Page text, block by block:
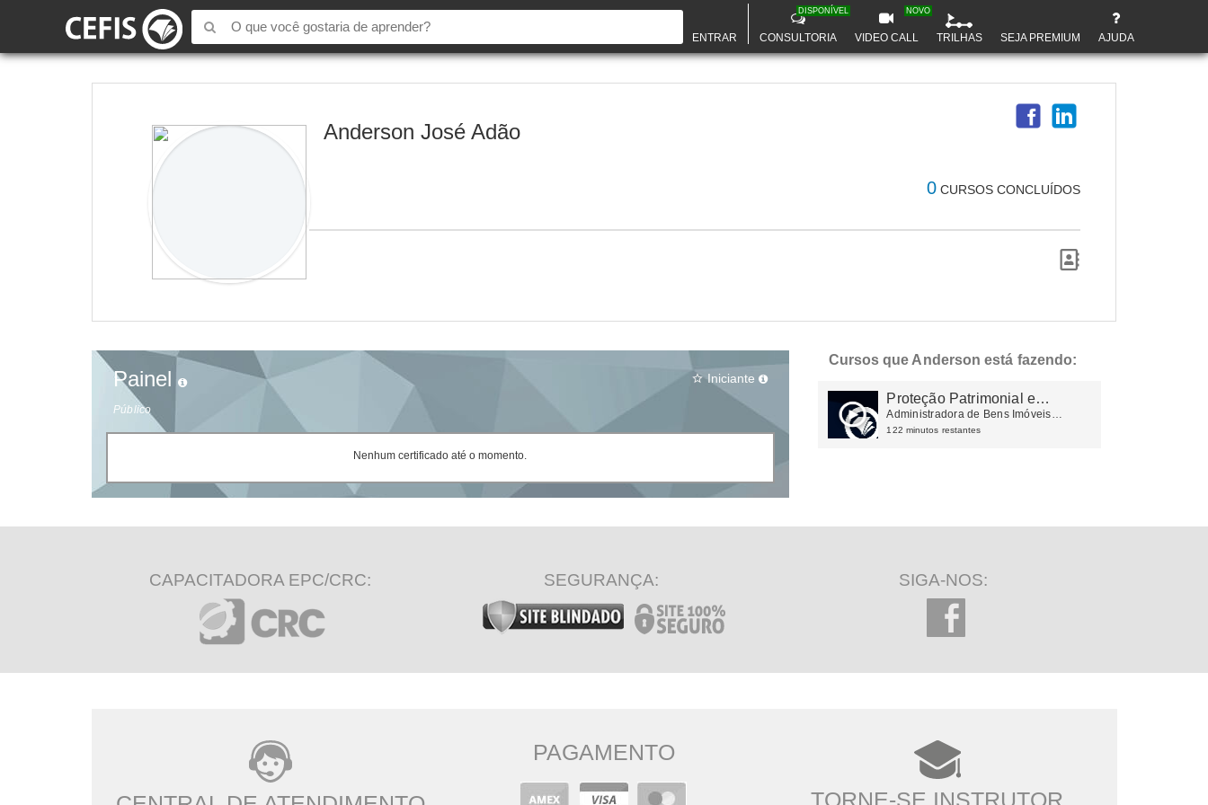
ENTRAR CONSULTORIA
DISPONÍVEL
VIDEO CALL
NOVO
TRILHAS SEJA PREMIUM AJUDA
Anderson José Adão
0 CURSOS CONCLUÍDOS
Painel
Público
star_border Iniciante
Nenhum certificado até o momento.
Cursos que Anderson está fazendo:
Proteção Patrimonial e
Planejamento Tributário
Administradora de Bens Imóveis
Próprios
122 minutos restantes
CAPACITADORA EPC/CRC: SEGURANÇA: SIGA-NOS:
PAGAMENTO
TORNE-SE INSTRUTOR